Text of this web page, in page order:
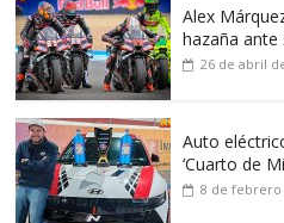
Alex
hazaña ante
26 de abril
Auto
‘Cuarto de
8 de febrero